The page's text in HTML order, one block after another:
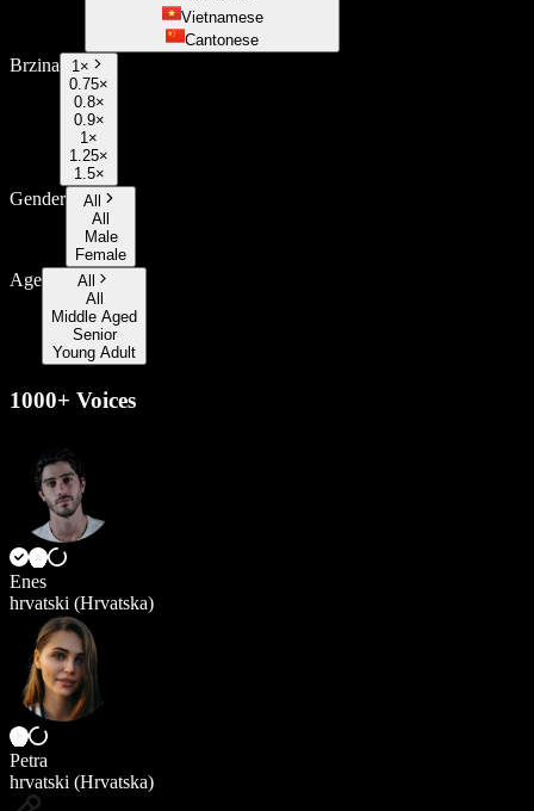
Vietnamese
Cantonese
Brzina 1×
0.75×
0.8×
0.9×
1×
1.25×
1.5×
Gender
All
All
Male
Female
Age
All
All
Middle Aged
Senior
Young Adult
1000+ Voices
Enes
hrvatski (Hrvatska)
Petra
hrvatski (Hrvatska)